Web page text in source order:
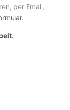
per Email,
.
.